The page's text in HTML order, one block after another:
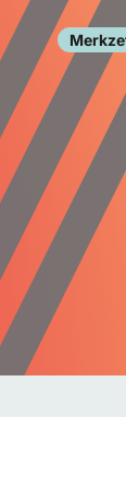
Migration
Polizei